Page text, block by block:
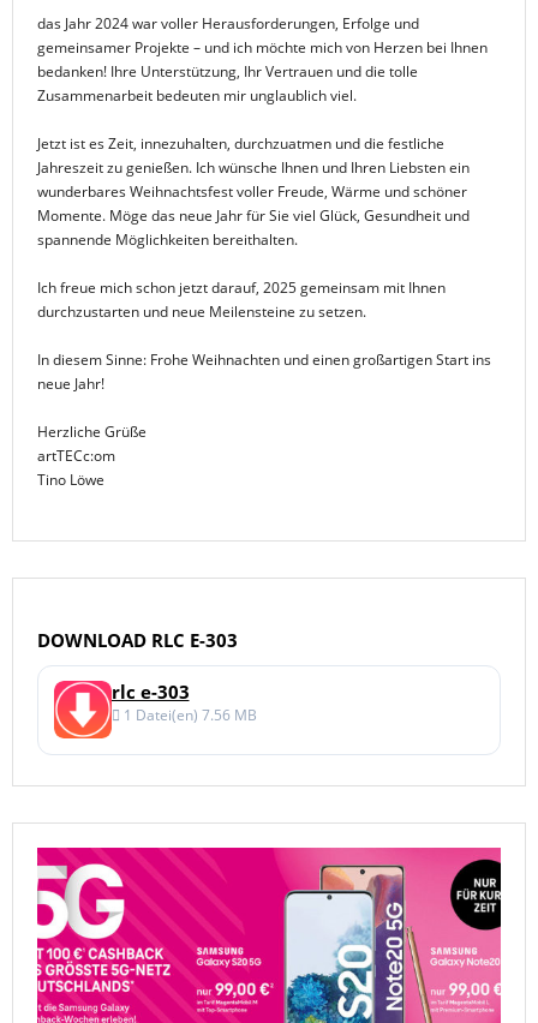
das Jahr 2024 war voller Herausforderungen, Erfolge und
gemeinsamer Projekte – und ich möchte mich von Herzen bei Ihnen
bedanken! Ihre Unterstützung, Ihr Vertrauen und die tolle
Zusammenarbeit bedeuten mir unglaublich viel.
Jetzt ist es Zeit, innezuhalten, durchzuatmen und die festliche
Jahreszeit zu genießen. Ich wünsche Ihnen und Ihren Liebsten ein
wunderbares Weihnachtsfest voller Freude, Wärme und schöner
Momente. Möge das neue Jahr für Sie viel Glück, Gesundheit und
spannende Möglichkeiten bereithalten.
Ich freue mich schon jetzt darauf, 2025 gemeinsam mit Ihnen
durchzustarten und neue Meilensteine zu setzen.
In diesem Sinne: Frohe Weihnachten und einen großartigen Start ins
neue Jahr!
Herzliche Grüße
artTECc:om
Tino Löwe
DOWNLOAD RLC E-303
rlc e-303
1 Datei(en) 7.56 MB